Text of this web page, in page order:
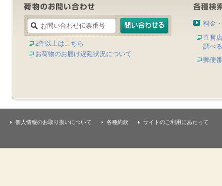
2件以上はこちら
お荷物のお届け遅延状況について
料金
直営
調べる
郵便
個人情報のお取り扱いについて 各種約款 サイトのご利用にあたって